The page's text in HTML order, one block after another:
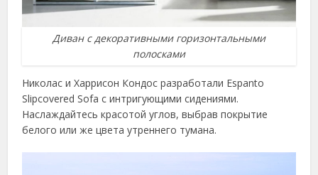
Диван с декоративными горизонтальными
полосками
Николас и Харрисон Кондос разработали Espanto
Slipcovered Sofa с интригующими сидениями.
Наслаждайтесь красотой углов, выбрав покрытие
белого или же цвета утреннего тумана.